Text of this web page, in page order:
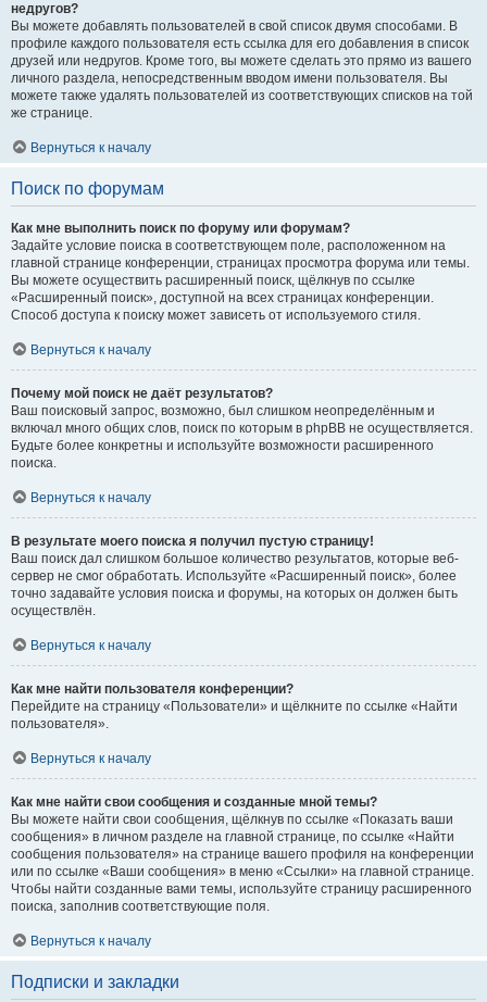
недругов?
Вы можете добавлять пользователей в свой список двумя способами. В
профиле каждого пользователя есть ссылка для его добавления в список
друзей или недругов. Кроме того, вы можете сделать это прямо из вашего
личного раздела, непосредственным вводом имени пользователя. Вы
можете также удалять пользователей из соответствующих списков на той
же странице.
Вернуться к началу
Поиск по форумам
Как мне выполнить поиск по форуму или форумам?
Задайте условие поиска в соответствующем поле, расположенном на
главной странице конференции, страницах просмотра форума или темы.
Вы можете осуществить расширенный поиск, щёлкнув по ссылке
«Расширенный поиск», доступной на всех страницах конференции.
Способ доступа к поиску может зависеть от используемого стиля.
Вернуться к началу
Почему мой поиск не даёт результатов?
Ваш поисковый запрос, возможно, был слишком неопределённым и
включал много общих слов, поиск по которым в phpBB не осуществляется.
Будьте более конкретны и используйте возможности расширенного
поиска.
Вернуться к началу
В результате моего поиска я получил пустую страницу!
Ваш поиск дал слишком большое количество результатов, которые веб-
сервер не смог обработать. Используйте «Расширенный поиск», более
точно задавайте условия поиска и форумы, на которых он должен быть
осуществлён.
Вернуться к началу
Как мне найти пользователя конференции?
Перейдите на страницу «Пользователи» и щёлкните по ссылке «Найти
пользователя».
Вернуться к началу
Как мне найти свои сообщения и созданные мной темы?
Вы можете найти свои сообщения, щёлкнув по ссылке «Показать ваши
сообщения» в личном разделе на главной странице, по ссылке «Найти
сообщения пользователя» на странице вашего профиля на конференции
или по ссылке «Ваши сообщения» в меню «Ссылки» на главной странице.
Чтобы найти созданные вами темы, используйте страницу расширенного
поиска, заполнив соответствующие поля.
Вернуться к началу
Подписки и закладки